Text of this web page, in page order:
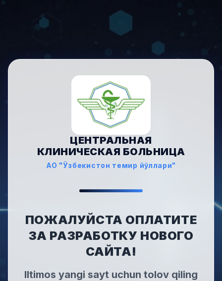
ЦЕНТРАЛЬНАЯ
КЛИНИЧЕСКАЯ БОЛЬНИЦА
АО "Ўзбекистон темир йўллари"
ПОЖАЛУЙСТА ОПЛАТИТЕ
ЗА РАЗРАБОТКУ НОВОГО
САЙТА!
Iltimos yangi sayt uchun tolov qiling